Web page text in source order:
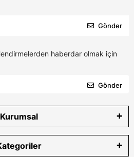
Gönder
haberdar olmak için
Gönder
Kurumsal